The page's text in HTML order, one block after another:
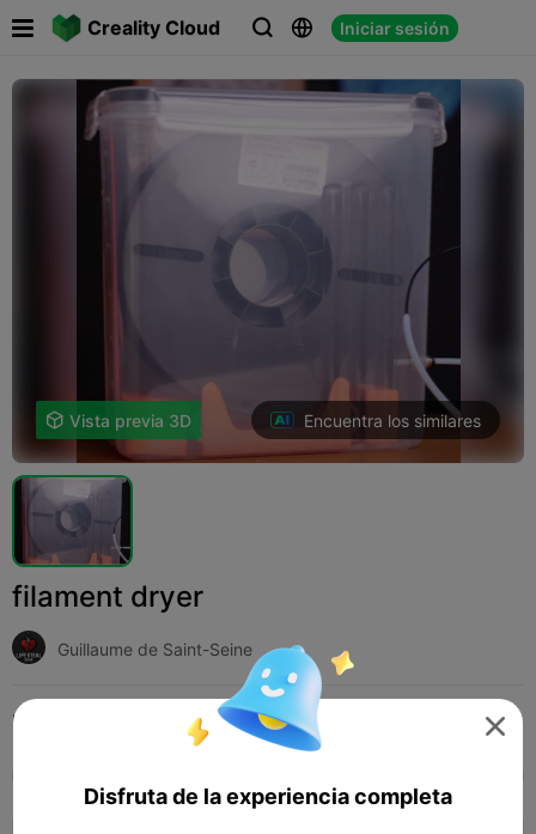
Creality Cloud   Iniciar sesión
 
 Vista previa 3D Encuentra los similares
filament dryer
Guillaume de Saint-Seine
Print Settings (1) Add Impresoras 3D 

Disfruta de la experiencia completa